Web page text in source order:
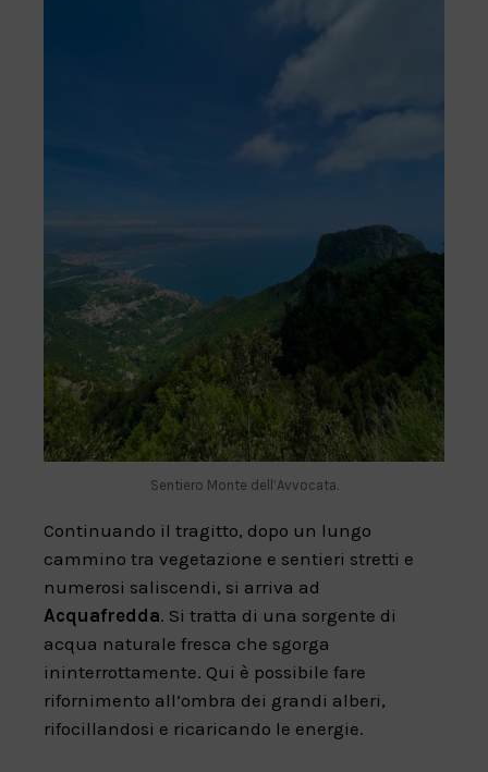
Sentiero Monte dell’Avvocata.
Continuando il tragitto, dopo un lungo
cammino tra vegetazione e sentieri stretti e
numerosi saliscendi, si arriva ad
Acquafredda. Si tratta di una sorgente di
acqua naturale fresca che sgorga
ininterrottamente. Qui è possibile fare
rifornimento all’ombra dei grandi alberi,
rifocillandosi e ricaricando le energie.